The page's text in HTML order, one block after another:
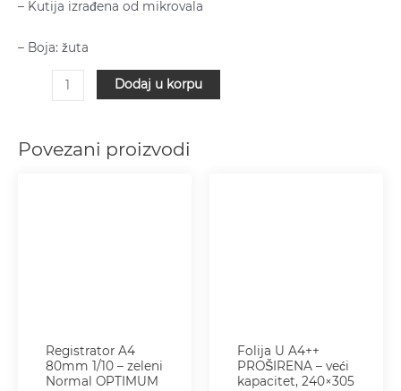
– Kutija izrađena od mikrovala
– Boja: žuta
Dodaj u korpu
Povezani proizvodi
Registrator A4
80mm 1/10 – zeleni
Normal OPTIMUM
Folija U A4++
PROŠIRENA – veći
kapacitet, 240×305